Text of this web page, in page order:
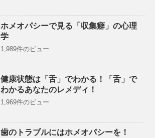
ホメオパシーで見る「収集癖」の心理
学
1,989件のビュー
健康状態は「舌」でわかる！「舌」で
わかるあなたのレメディ！
1,969件のビュー
歯のトラブルにはホメオパシーを！